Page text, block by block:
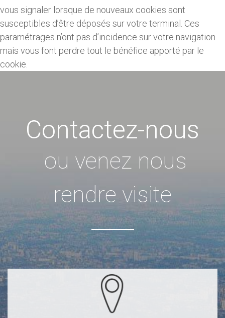
vous signaler lorsque de nouveaux cookies sont
susceptibles d’être déposés sur votre terminal. Ces
paramétrages n’ont pas d’incidence sur votre navigation
mais vous font perdre tout le bénéfice apporté par le
cookie.
Contactez-nous
ou venez nous
rendre visite